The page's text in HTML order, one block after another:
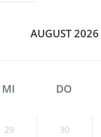
AUGUST 2026
MI DO
29 30